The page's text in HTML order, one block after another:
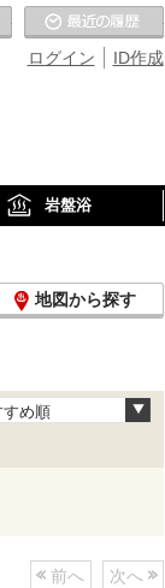
ID作成
ログイン
お気に入りの温泉
岩盤浴
地図から探す
すめ順
前へ 次へ